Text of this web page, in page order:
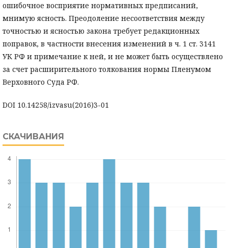
ошибочное восприятие нормативных предписаний,
мнимую ясность. Преодоление несоответствия между
точностью и ясностью закона требует редакционных
поправок, в частности внесения изменений в ч. 1 ст. 3141
УК РФ и примечание к ней, и не может быть осуществлено
за счет расширительного толкования нормы Пленумом
Верховного Суда РФ.
DOI 10.14258/izvasu(2016)3-01
СКАЧИВАНИЯ